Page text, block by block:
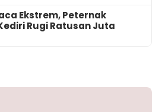
Ekstrem, Peternak
Rugi Ratusan Juta